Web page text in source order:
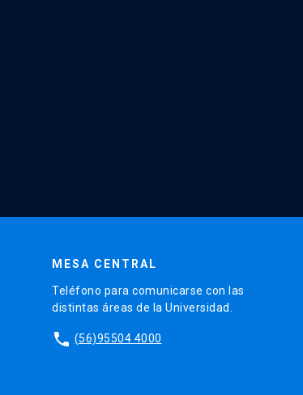
MESA CENTRAL
Teléfono para comunicarse con las
distintas áreas de la Universidad.
phone (56)95504 4000